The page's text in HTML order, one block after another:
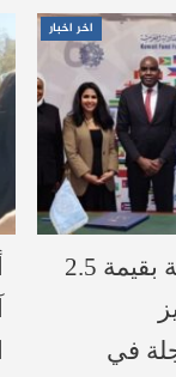
اخر اخبار
منحة كويتية أممية بقيمة 2.5
في